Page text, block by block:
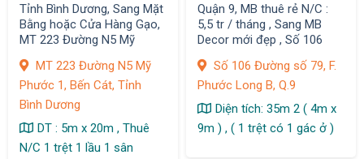
Tỉnh Bình Dương, Sang Mặt
Bằng hoặc Cửa Hàng Gạo,
MT 223 Đường N5 Mỹ
MT 223 Đường N5 Mỹ
Phước 1, Bến Cát, Tỉnh
Bình Dương
DT : 5m x 20m , Thuê
N/C 1 trệt 1 lầu 1 sân
Quận 9, MB thuê rẻ N/C :
5,5 tr / tháng , Sang MB
Decor mới đẹp , Số 106
Long B,
Số 106 Đường số 79, F.
Phước Long B, Q.9
Diện tích: 35m 2 ( 4m x
9m ) , ( 1 trệt có 1 gác ở )